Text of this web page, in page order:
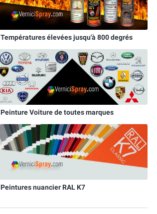
Températures élevées jusqu'à 800 degrés
Peinture Voiture de toutes marques
Peintures nuancier RAL K7